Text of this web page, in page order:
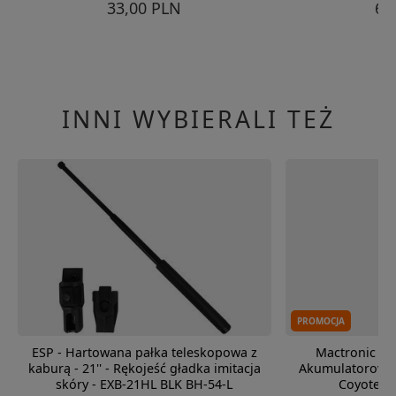
33,00 PLN
INNI WYBIERALI TEŻ
ESP - Hartowana pałka teleskopowa z
kaburą - 21'' - Rękojeść gładka imitacja
skóry - EXB-21HL BLK BH-54-L
PROMOCJA
Mactronic -
Coyote